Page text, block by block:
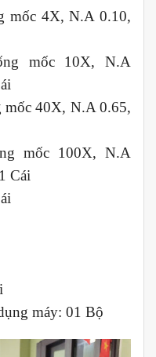
mốc 4X, N.A 0.10,
mốc 10X, N.A
mốc 40X, N.A 0.65,
mốc 100X, N.A
Cái
máy: 01 Bộ